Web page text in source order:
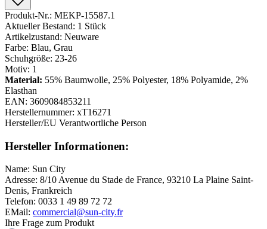
Produkt-Nr.: MEKP-15587.1
Aktueller Bestand: 1 Stück
Artikelzustand: Neuware
Farbe: Blau, Grau
Schuhgröße: 23-26
Motiv: 1
Material: 55% Baumwolle, 25% Polyester, 18% Polyamide, 2%
Elasthan
EAN: 3609084853211
Herstellernummer: xT16271
Hersteller/EU Verantwortliche Person
Hersteller Informationen:
Name: Sun City
Adresse: 8/10 Avenue du Stade de France, 93210 La Plaine Saint-
Denis, Frankreich
Telefon: 0033 1 49 89 72 72
EMail: commercial@sun-city.fr
Ihre Frage zum Produkt